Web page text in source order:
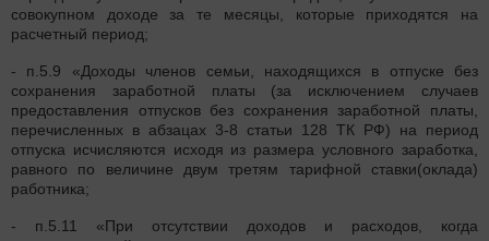
совокупном доходе за те месяцы, которые приходятся на
расчетный период;
- п.5.9 «Доходы членов семьи, находящихся в отпуске без
сохранения заработной платы (за исключением случаев
предоставления отпусков без сохранения заработной платы,
перечисленных в абзацах 3-8 статьи 128 ТК РФ) на период
отпуска исчисляются исходя из размера условного заработка,
равного по величине двум третям тарифной ставки(оклада)
работника;
- п.5.11 «При отсутствии доходов и расходов, когда